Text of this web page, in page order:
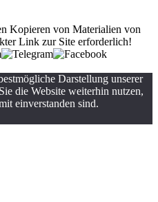
Kopieren von Materialien von
Link zur Site erforderlich!
Darstellung unserer
die Website weiterhin nutzen,
einverstanden sind.